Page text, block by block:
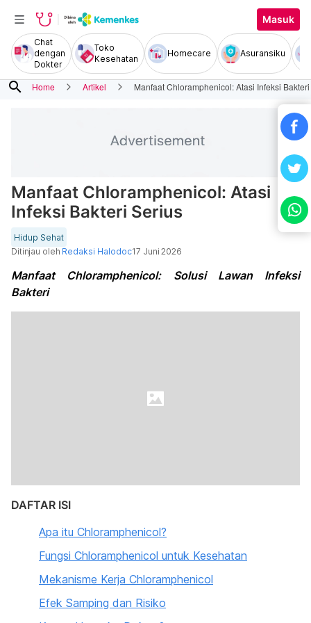
Masuk
Chat
dengan
Dokter
Toko
Kesehatan
Homecare Asuransiku
search Home Artikel Manfaat Chloramphenicol: Atasi Infeksi
Manfaat Chloramphenicol: Atasi
Infeksi Bakteri Serius
Hidup Sehat
Ditinjau oleh Redaksi Halodoc17 Juni 2026
Manfaat Chloramphenicol: Solusi Lawan Infeksi
Bakteri
DAFTAR ISI
Apa itu Chloramphenicol?
Fungsi Chloramphenicol untuk Kesehatan
Mekanisme Kerja Chloramphenicol
Efek Samping dan Risiko